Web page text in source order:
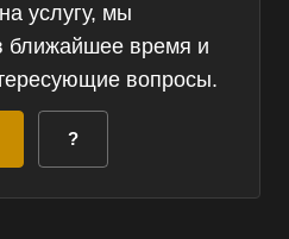
услугу, мы
ближайшее время и
вопросы.
?